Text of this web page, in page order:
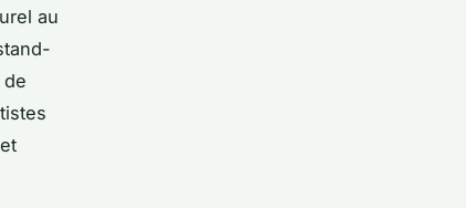
au
de